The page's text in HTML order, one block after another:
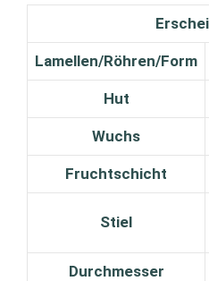
Lamellen/Röhren/Form
Hut
Wuchs
Fruchtschicht
Stiel
Durchmesser